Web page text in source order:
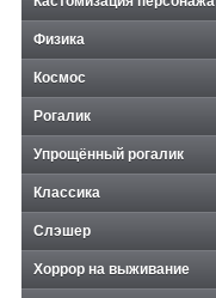
Физика
Космос
Рогалик
Упрощённый рогалик
Классика
Слэшер
Хоррор на выживание